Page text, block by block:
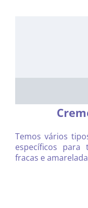
Temos vários
específicos para
fracas e